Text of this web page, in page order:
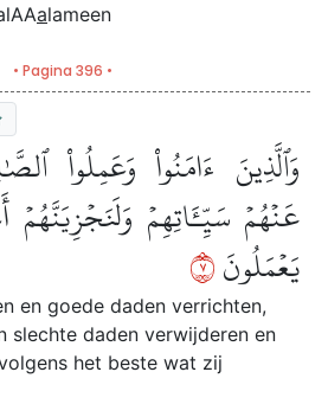
alameen
• Pagina 396 •
وَٱلَّذِينَ ءَامَنُواْ وَعَمِلُواْ
عَنۡهُمۡ سَيِّـَٔاتِهِمۡ وَلَنَجۡزِيَنَّهُمۡ
يَعۡمَلُونَ٧
en goede daden verrichten,
slechte daden verwijderen en
het beste wat zij